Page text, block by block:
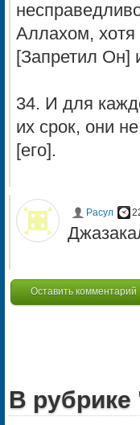
Аллахом, хотя
[Запретил Он]
34. И для
их срок, они
[его].
Расул
Оставить комментарий
В